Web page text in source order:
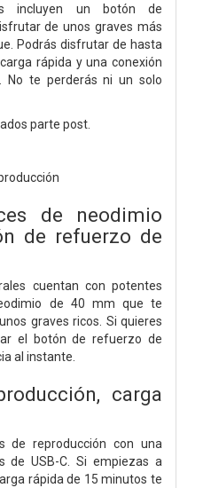
incluyen un botón de
de unos graves más
Podrás disfrutar de hasta
rápida y una conexión
No te perderás ni un solo
parte post.
de neodimio
de refuerzo de
cuentan con potentes
de 40 mm que te
graves ricos. Si quieres
el botón de refuerzo de
al instante.
carga
de reproducción con una
de USB-C. Si empiezas a
rápida de 15 minutos te